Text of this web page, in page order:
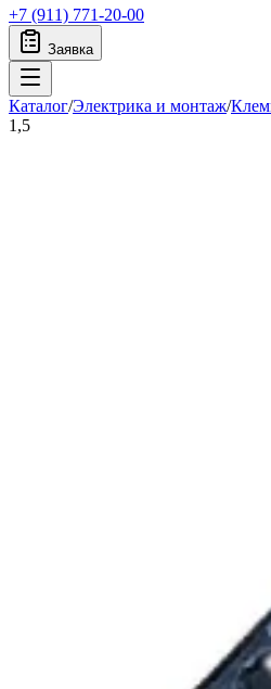
+7 (911) 771-20-00
Заявка
Каталог/Электрика и монтаж/
1,5